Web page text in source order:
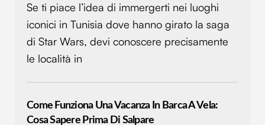
Se ti piace l’idea di immergerti nei luoghi
iconici in Tunisia dove hanno girato la saga
di Star Wars, devi conoscere precisamente
le località in
Come Funziona Una Vacanza In Barca A Vela:
Cosa Sapere Prima Di Salpare